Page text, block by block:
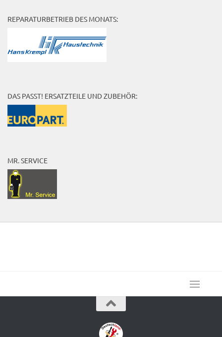
REPARATURBETRIEB DES MONATS:
DAS PASST! ERSATZTEILE UND ZUBEHÖR:
MR. SERVICE